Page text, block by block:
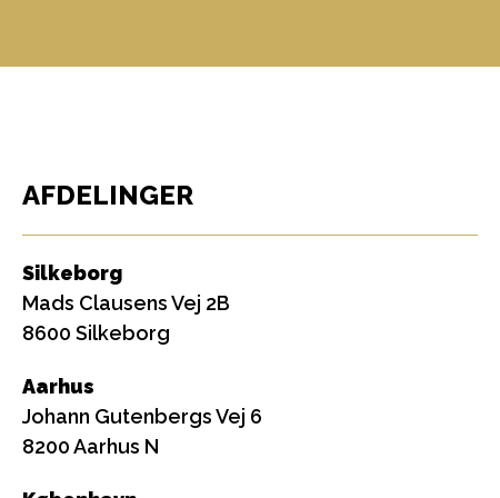
AFDELINGER
Silkeborg
Mads Clausens Vej 2B
8600 Silkeborg
Aarhus
Johann Gutenbergs Vej 6
8200 Aarhus N